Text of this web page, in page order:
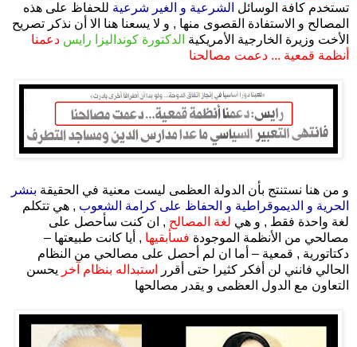
تستخدم كافة الوسائل الشرعية و الغير شرعية للحفاظ على هذه
المصالح و الاستفادة القصوى منها , و لا يسعنا هنا الا أن نذكر تصريح
الأخت وزيرة الخارجية الأمريكية الدكتورة كونداليزا رايس دعمنا
أنظمة قمعية ... دعمت مصالحنا
و من هنا نستنتج بأن الدولة العظمى ليست معنية في الحقيقة بنشر
الحرية و الديموقراطية و الحفاظ على كرامة الشعوب , هي تتكلم
لغة واحدة فقط , و هي لغة المصالح , ان كنت سأحصل على
مصالحي من الأنظمة الموجودة فسأبقيها , أيا كانت طبيعتها –
دكتاتورية , قمعية – أما ان لم أحصل على مصالحي من النظام
الحالي فانني لن أفكر كثيرا حتى أقرر
استبداله بنظام آخر يحسن
التعاون مع الدول العظمى و يقدر مصالحها